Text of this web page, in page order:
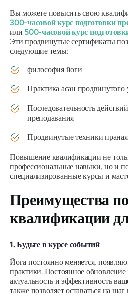
Вы можете повысить свою
300-часовой курс подготовки
или 500-часовой курс
Эти продвинутые сертификаты
следующие темы:
философия йоги
Практика асан продвинутого
Последовательность
преподавания
Продвинутые техники
Повышение квалификации не
профессиональные навыки, но и
специализированные курсы и
Преимущества
квалификации
1. Будьте в курсе событий
Йога постоянно меняется,
практики. Постоянное обновление
актуальность и эффективность
также позволяет оставаться на шаг